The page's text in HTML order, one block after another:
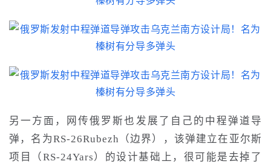
另一方面，网传俄罗斯也发展了自己的中程弹道导
弹，名为RS-26Rubezh （边界），该弹建立在亚尔斯
项目（RS-24Yars）的设计基础上， 很可能是去掉了